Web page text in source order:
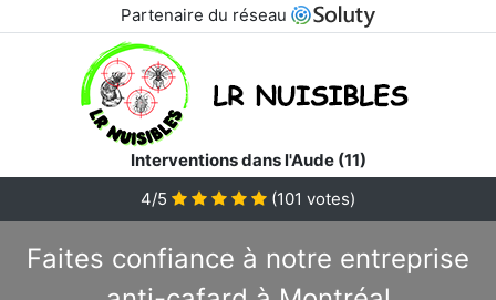
Partenaire du réseau
Interventions dans l'Aude (11)
4/5
(101 votes)
Faites confiance à notre entreprise